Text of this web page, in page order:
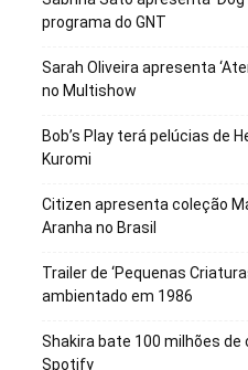
programa do GNT
Sarah Oliveira apresenta
no Multishow
Bob’s Play terá pelúcias de
Kuromi
Citizen apresenta coleção
Aranha no Brasil
Trailer de ‘Pequenas
ambientado em 1986
Shakira bate 100 milhões
Spotify